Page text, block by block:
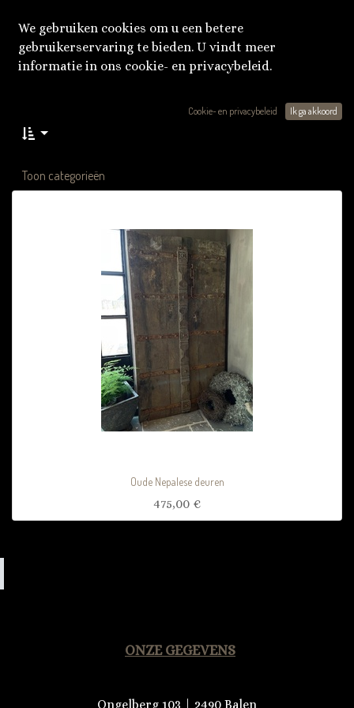
Toon categorieën
Oude Nepalese deuren
475,00 €
ONZE GEGEVENS
Ongelberg 103 | 2490 Balen
We gebruiken cookies om u een betere
gebruikerservaring te bieden. U vindt meer
informatie in ons cookie- en privacybeleid.
Cookie- en privacybeleid Ik ga akkoord